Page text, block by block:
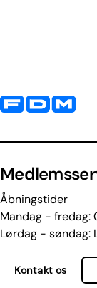
Yderligere
Åbningstider
Mandag - fredag:
Lørdag - søndag:
Kontakt os